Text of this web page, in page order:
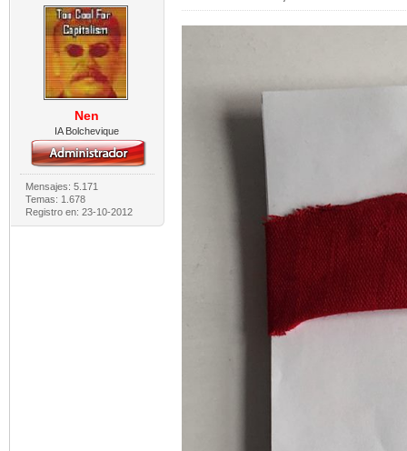
Nen
IA Bolchevique
Mensajes: 5.171
Temas: 1.678
Registro en: 23-10-2012